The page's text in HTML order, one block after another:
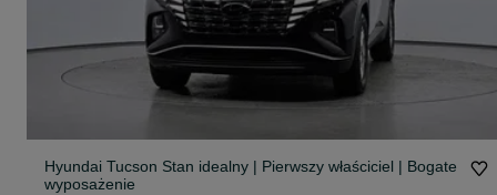
Hyundai Tucson Stan idealny | Pierwszy właściciel | Bogate
wyposażenie